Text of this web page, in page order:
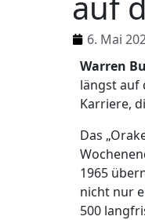
6. Mai
Warren
längst auf
Karriere,
Das
1965
nicht nur
500